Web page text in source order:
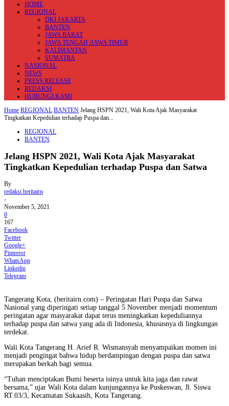
HOME
REGIONAL
DKI JAKARTA
BANTEN
JAWA BARAT
JAWA TENGAH /JAWA TIMUR
KALIMANTAN
SUMATRA
NASIONAL
NEWS
PRESS RELEASE
REDAKSI
HUBUNGI KAMI
Home REGIONAL BANTEN Jelang HSPN 2021, Wali Kota Ajak Masyarakat
Tingkatkan Kepedulian terhadap Puspa dan...
REGIONAL
BANTEN
Jelang HSPN 2021, Wali Kota Ajak Masyarakat
Tingkatkan Kepedulian terhadap Puspa dan Satwa
By
redaksi beritairn
-
November 5, 2021
0
167
Facebook
Twitter
Google+
Pinterest
WhatsApp
Linkedin
Telegram
Tangerang Kota, (beritairn.com) – Peringatan Hari Puspa dan Satwa
Nasional yang diperingati setiap tanggal 5 November menjadi momentum
peringatan agar masyarakat dapat terus meningkatkan kepeduliannya
terhadap puspa dan satwa yang ada di Indonesia, khususnya di lingkungan
terdekat.
Wali Kota Tangerang H. Arief R. Wismansyah menyampaikan momen ini
menjadi pengingat bahwa hidup berdampingan dengan puspa dan satwa
merupakan berkah bagi semua.
“Tuhan menciptakan Bumi beserta isinya untuk kita jaga dan rawat
bersama,” ujar Wali Kota dalam kunjungannya ke Puskeswan, Jl. Siswa
RT.03/3, Kecamatan Sukaasih, Kota Tangerang.